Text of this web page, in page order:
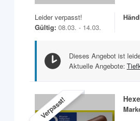
Leider verpasst!
Gültig: 08.03. - 14.03.
Dieses Angebot ist
Aktuelle Angebote:
Verpasst!